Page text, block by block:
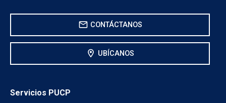
mail CONTÁCTANOS
location_on UBÍCANOS
Servicios PUCP